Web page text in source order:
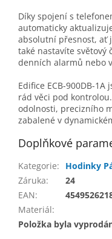
Díky spojení s
automaticky
absolutní přesnost, ať
také nastavíte světový
denních alarmů nebo
Edifice ECB-900DB-
rád věci pod
odolnosti, precizního
zabalené v
Doplňkové
Kategorie:
Hodinky
Záruka:
24
EAN:
Materiál:
Položka byla